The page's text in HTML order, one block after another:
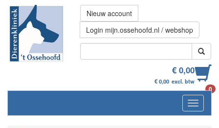
Nieuw account
Login mijn.ossehoofd.nl / webshop
€ 0,00
€ 0,00 excl. btw
0